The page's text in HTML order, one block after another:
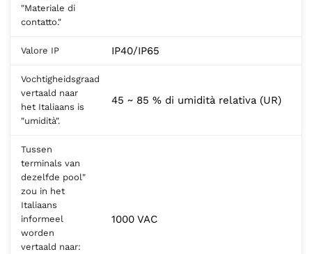
"Materiale di
contatto."
Valore IP IP40/IP65
Vochtigheidsgraad
vertaald naar
het Italiaans is
"umidità".
45 ~ 85 % di umidità relativa (UR)
Tussen
terminals van
dezelfde pool"
zou in het
Italiaans
informeel
worden
vertaald naar:
1000 VAC